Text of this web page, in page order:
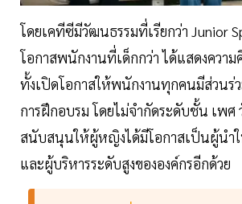
โดยเคทีซีมีวัฒนธรรมที่เรียกว่า Junior
โอกาสพนักงานที่เด็กกว่า ได้แสดงควา
ทั้งเปิดโอกาสให้พนักงานทุกคนมีส่วนร่
การฝึกอบรม โดยไม่จำกัดระดับชั้น เพศ
สนับสนุนให้ผู้หญิงได้มีโอกาสเป็นผู้นำ
และผู้บริหารระดับสูงขององค์กรอีกด้วย